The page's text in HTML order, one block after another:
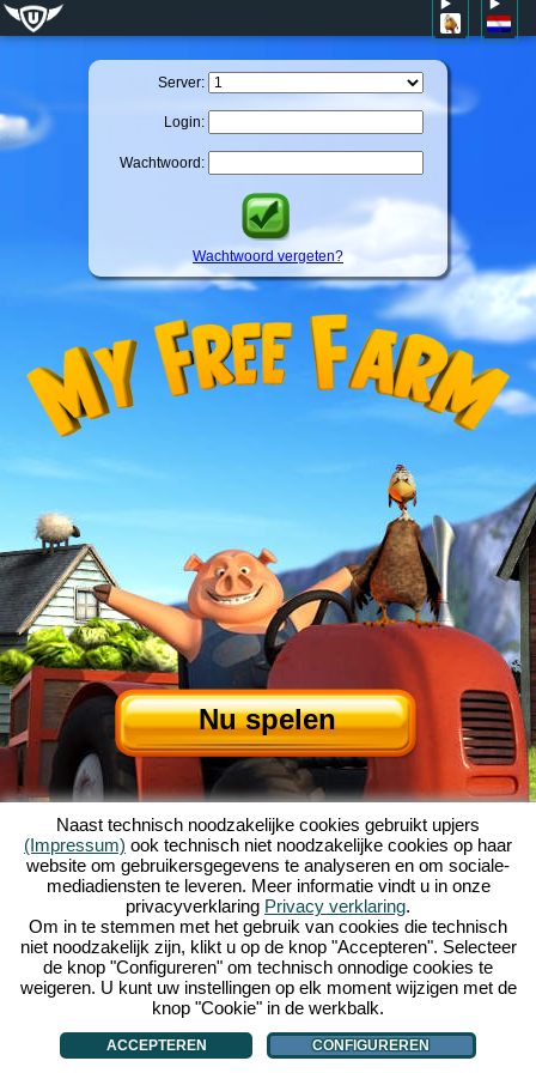
Server:
Login:
Wachtwoord:
Wachtwoord vergeten?
Nu spelen
Over My Free Farm|Het verhaal van dit browserspel|De mogelijkheden
AGV|Impressum|Privacybeleid|Regels| Forum|Support|
My Free Farm 2 App |Google Play|App Store|
Browsergames - Upjers.com| Cookies beheren
Naast technisch noodzakelijke cookies gebruikt upjers
(Impressum) ook technisch niet noodzakelijke cookies op haar
website om gebruikersgegevens te analyseren en om sociale-
mediadiensten te leveren. Meer informatie vindt u in onze
privacyverklaring Privacy verklaring.
Om in te stemmen met het gebruik van cookies die technisch
niet noodzakelijk zijn, klikt u op de knop "Accepteren". Selecteer
de knop "Configureren" om technisch onnodige cookies te
weigeren. U kunt uw instellingen op elk moment wijzigen met de
knop "Cookie" in de werkbalk.
ACCEPTEREN CONFIGUREREN